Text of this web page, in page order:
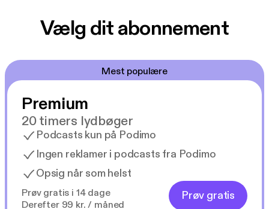
Vælg dit abonnement
Mest populære
Premium
20 timers lydbøger
Podcasts kun på Podimo
Ingen reklamer i podcasts fra Podimo
Opsig når som helst
Prøv gratis i 14 dage
Derefter 99 kr. / måned
Prøv gratis